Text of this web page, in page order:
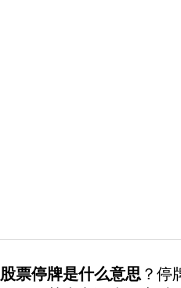
股票停牌是什么意思 ？停